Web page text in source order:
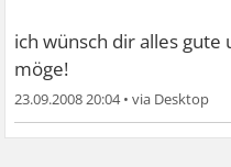
ich wünsch dir alles gute
möge!
23.09.2008 20:04•